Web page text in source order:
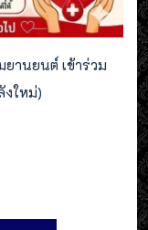
านยนต์ เข้าร่วม
ใหม่)
พ.ศ.2569
มแผนการดำเนินกิจกรร